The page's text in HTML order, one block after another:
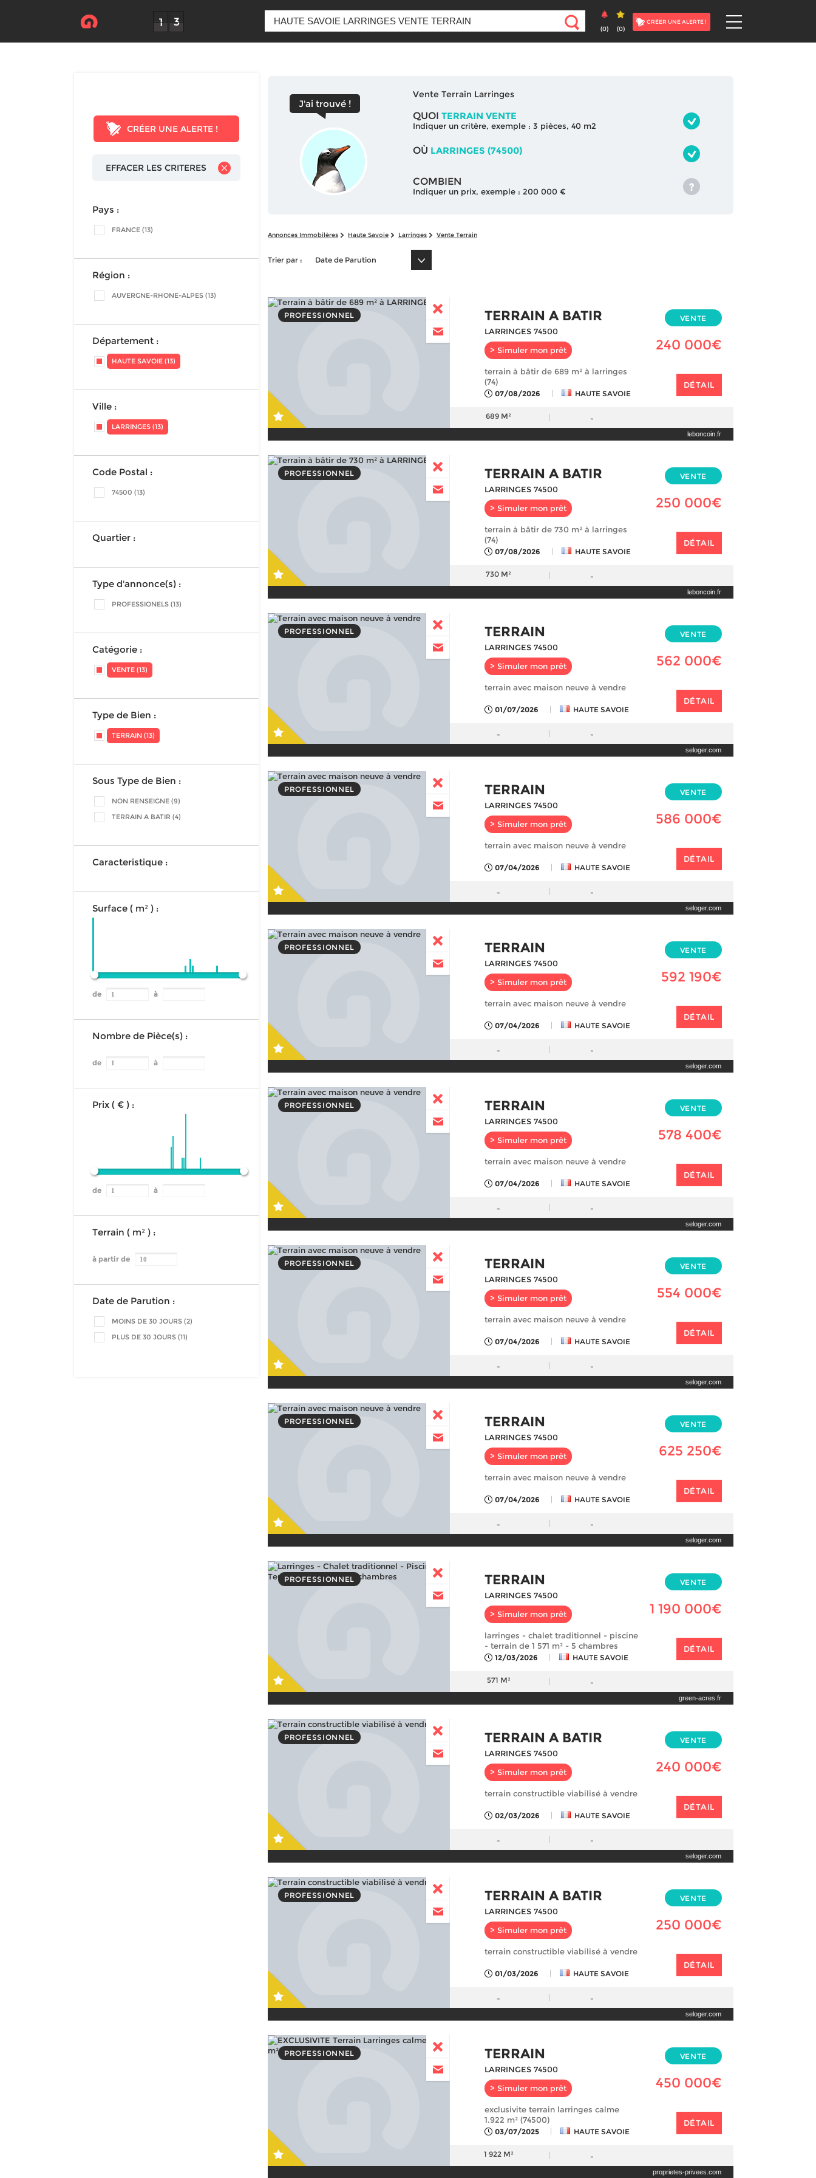
(0) (0)
CRÉER UNE ALERTE !
J'ai trouvé !
Vente Terrain Larringes
QUOI TERRAIN VENTE
Indiquer un critère, exemple : 3 pièces, 40 m2
OÙ LARRINGES (74500)
COMBIEN
Indiquer un prix, exemple : 200 000 €
CRÉER UNE ALERTE !
EFFACER LES CRITERES
Pays :
FRANCE (13)
Région :
AUVERGNE-RHONE-ALPES (13)
Département :
HAUTE SAVOIE (13)
Ville :
LARRINGES (13)
Code Postal :
74500 (13)
Quartier :
Type d'annonce(s) :
PROFESSIONELS (13)
Catégorie :
VENTE (13)
Type de Bien :
TERRAIN (13)
Sous Type de Bien :
NON RENSEIGNE (9)
TERRAIN A BATIR (4)
Caracteristique :
Surface ( m² ) :
de à
Nombre de Pièce(s) :
de à
Prix ( € ) :
de à
Terrain ( m² ) :
à partir de
Date de Parution :
MOINS DE 30 JOURS (2)
PLUS DE 30 JOURS (11)
Annonces Immobilères Haute Savoie Larringes Vente Terrain
Trier par : Date de Parution
PROFESSIONNEL TERRAIN A BATIR
LARRINGES 74500
> Simuler mon prêt
VENTE
240 000€
terrain à bâtir de 689 m² à larringes
(74)
07/08/2026 | HAUTE SAVOIE
DÉTAIL
689 M² -
leboncoin.fr
PROFESSIONNEL TERRAIN A BATIR
LARRINGES 74500
> Simuler mon prêt
VENTE
250 000€
terrain à bâtir de 730 m² à larringes
(74)
07/08/2026 | HAUTE SAVOIE
DÉTAIL
730 M² -
leboncoin.fr
PROFESSIONNEL TERRAIN
LARRINGES 74500
> Simuler mon prêt
VENTE
562 000€
terrain avec maison neuve à vendre
01/07/2026 | HAUTE SAVOIE
DÉTAIL
- -
seloger.com
PROFESSIONNEL TERRAIN
LARRINGES 74500
> Simuler mon prêt
VENTE
586 000€
terrain avec maison neuve à vendre
07/04/2026 | HAUTE SAVOIE
DÉTAIL
- -
seloger.com
PROFESSIONNEL TERRAIN
LARRINGES 74500
> Simuler mon prêt
VENTE
592 190€
terrain avec maison neuve à vendre
07/04/2026 | HAUTE SAVOIE
DÉTAIL
- -
seloger.com
PROFESSIONNEL TERRAIN
LARRINGES 74500
> Simuler mon prêt
VENTE
578 400€
terrain avec maison neuve à vendre
07/04/2026 | HAUTE SAVOIE
DÉTAIL
- -
seloger.com
PROFESSIONNEL TERRAIN
LARRINGES 74500
> Simuler mon prêt
VENTE
554 000€
terrain avec maison neuve à vendre
07/04/2026 | HAUTE SAVOIE
DÉTAIL
- -
seloger.com
PROFESSIONNEL TERRAIN
LARRINGES 74500
> Simuler mon prêt
VENTE
625 250€
terrain avec maison neuve à vendre
07/04/2026 | HAUTE SAVOIE
DÉTAIL
- -
seloger.com
PROFESSIONNEL TERRAIN
LARRINGES 74500
> Simuler mon prêt
VENTE
1 190 000€
larringes - chalet traditionnel - piscine
- terrain de 1 571 m² - 5 chambres
12/03/2026 | HAUTE SAVOIE
DÉTAIL
571 M² -
green-acres.fr
PROFESSIONNEL TERRAIN A BATIR
LARRINGES 74500
> Simuler mon prêt
VENTE
240 000€
terrain constructible viabilisé à vendre
02/03/2026 | HAUTE SAVOIE
DÉTAIL
- -
seloger.com
PROFESSIONNEL TERRAIN A BATIR
LARRINGES 74500
> Simuler mon prêt
VENTE
250 000€
terrain constructible viabilisé à vendre
01/03/2026 | HAUTE SAVOIE
DÉTAIL
- -
seloger.com
PROFESSIONNEL TERRAIN
LARRINGES 74500
> Simuler mon prêt
VENTE
450 000€
exclusivite terrain larringes calme
1.922 m² (74500)
03/07/2025 | HAUTE SAVOIE
DÉTAIL
1 922 M² -
proprietes-privees.com